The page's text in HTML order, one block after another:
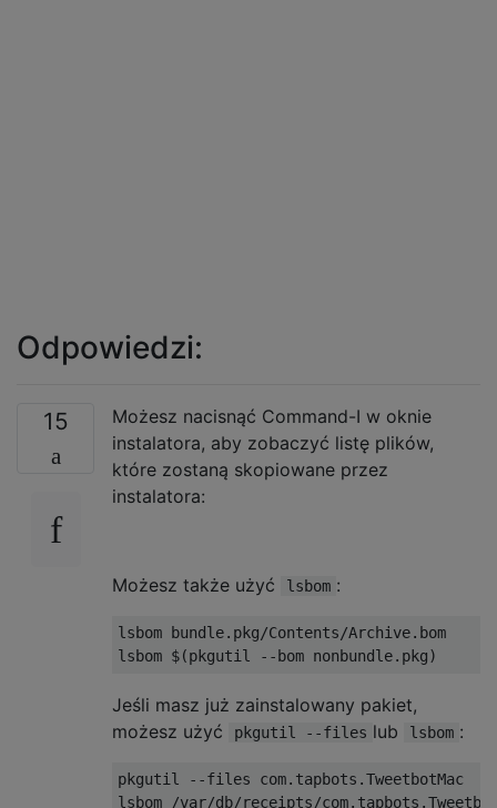
Odpowiedzi:
15
Możesz nacisnąć Command-I w oknie
instalatora, aby zobaczyć listę plików,
które zostaną skopiowane przez
instalatora:
Możesz także użyć lsbom :
lsbom bundle.pkg/Contents/Archive.bom
Jeśli masz już zainstalowany pakiet,
możesz użyć
pkgutil --files lub lsbom :
pkgutil --files com.tapbots.TweetbotMac